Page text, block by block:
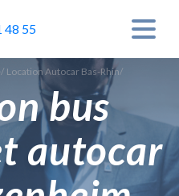
48 55
/ Location Autocar Bas-Rhin/
bus
autocar